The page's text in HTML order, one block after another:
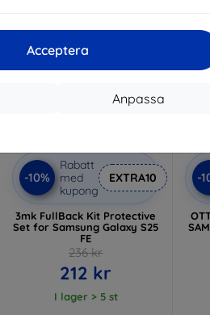
Acceptera
Anpassa
-10%
Rabatt
med
kupong
EXTRA10
3mk FullBack Kit Protective
Set for Samsung Galaxy S25
FE
236 kr
212 kr
I lager > 5 st
-